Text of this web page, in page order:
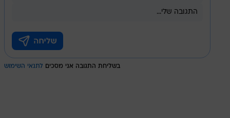
בשליחת התגובה אני מסכים לתנאי השימוש